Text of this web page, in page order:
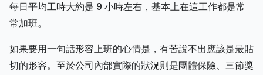
每日平均工時大約是 9 小時左右，基本上在這工作都是常
常加班。
如果要用一句話形容上班的心情是，有苦說不出應該是最貼
切的形容。至於公司內部實際的狀況則是團體保險、三節獎